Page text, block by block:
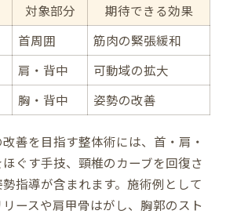
対象部分
期待できる効果
首周囲
筋肉の緊張緩和
肩・背中
可動域の拡大
胸・背中 姿勢の改善
善を目指す整体術には、首・肩・
ぐす手技、頸椎のカーブを回復さ
指導が含まれます。施術例として
ースや肩甲骨はがし、胸郭のスト